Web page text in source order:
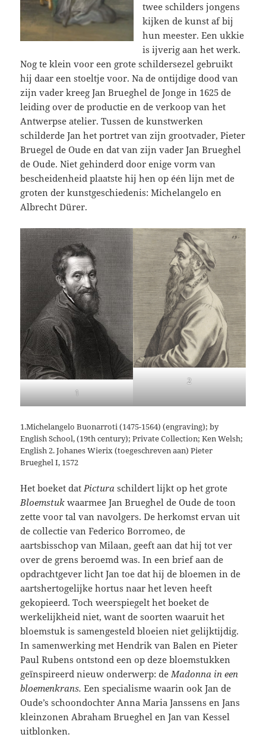
twee schilders jongens
kijken de kunst af bij
hun meester. Een ukkie
is ijverig aan het werk.
Nog te klein voor een grote schildersezel gebruikt
hij daar een stoeltje voor. Na de ontijdige dood van
zijn vader kreeg Jan Brueghel de Jonge in 1625 de
leiding over de productie en de verkoop van het
Antwerpse atelier. Tussen de kunstwerken
schilderde Jan het portret van zijn grootvader, Pieter
Bruegel de Oude en dat van zijn vader Jan Brueghel
de Oude. Niet gehinderd door enige vorm van
bescheidenheid plaatste hij hen op één lijn met de
groten der kunstgeschiedenis: Michelangelo en
Albrecht Dürer.
1
2
1.Michelangelo Buonarroti (1475-1564) (engraving); by
English School, (19th century); Private Collection; Ken Welsh;
English 2. Johanes Wierix (toegeschreven aan) Pieter
Brueghel I, 1572
Het boeket dat Pictura schildert lijkt op het grote
Bloemstukwaarmee Jan Brueghel de Oude de toon
zette voor tal van navolgers. De herkomst ervan uit
de collectie van Federico Borromeo, de
aartsbisschop van Milaan, geeft aan dat hij tot ver
over de grens beroemd was. In een brief aan de
opdrachtgever licht Jan toe dat hij de bloemen in de
aartshertogelijke hortus naar het leven heeft
gekopieerd. Toch weerspiegelt het boeket de
werkelijkheid niet, want de soorten waaruit het
bloemstuk is samengesteld bloeien niet gelijktijdig.
In samenwerking met Hendrik van Balen en Pieter
Paul Rubens ontstond een op deze bloemstukken
geïnspireerd nieuw onderwerp: de Madonna in een
bloemenkrans.Een specialisme waarin ook Jan de
Oude’s schoondochter Anna Maria Janssens en Jans
kleinzonen Abraham Brueghel en Jan van Kessel
uitblonken.